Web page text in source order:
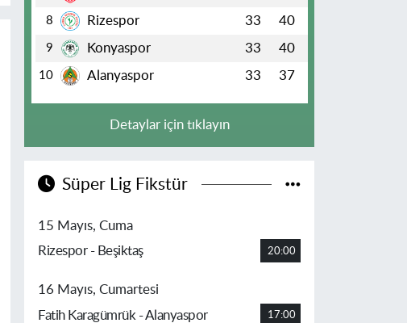
8 Rizespor 33 40
9 Konyaspor 33 40
10 Alanyaspor 33 37
Detaylar için tıklayın
Süper Lig Fikstür
15 Mayıs, Cuma
Rizespor - Beşiktaş
20:00
16 Mayıs, Cumartesi
Fatih Karagümrük - Alanyaspor
17:00